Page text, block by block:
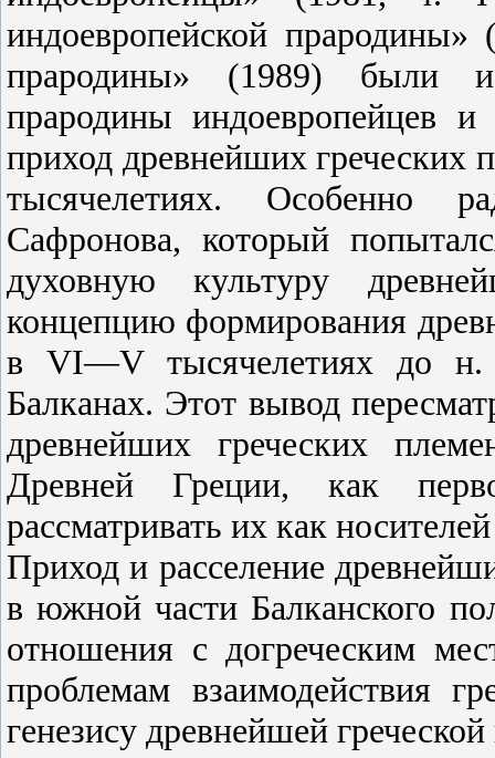
индоевропейской
прародины» (1989) были
прародины индоевропейцев
приход древнейших
тысячелетиях. Особенно
Сафронова, который
духовную культуру
концепцию формирования
в VI—V тысячелетиях до н.
Балканах. Этот вывод
древнейших греческих
Древней Греции, как
рассматривать их как
Приход и расселение
в южной части Балканского
отношения с догреческим
проблемам взаимодействия
генезису древнейшей